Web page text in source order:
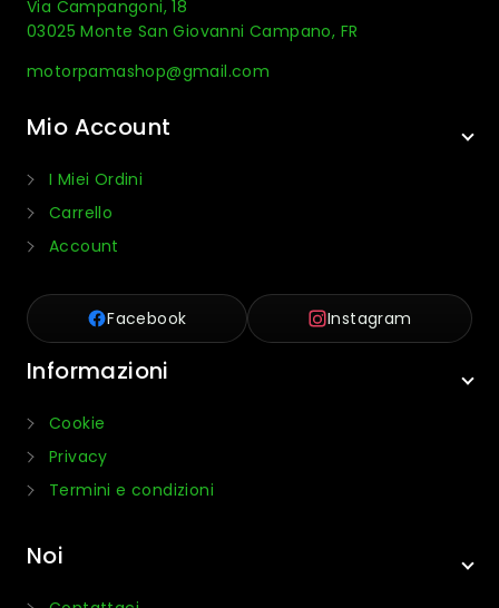
Via Campangoni, 18
03025 Monte San Giovanni Campano, FR
motorpamashop@gmail.com
Mio Account
I Miei Ordini
Carrello
Account
Facebook Instagram
Informazioni
Cookie
Privacy
Termini e condizioni
Noi